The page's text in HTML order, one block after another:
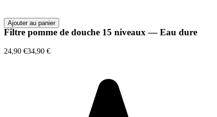
Ajouter au panier
Filtre pomme de douche 15 niveaux — Eau dure
24,90 €34,90 €